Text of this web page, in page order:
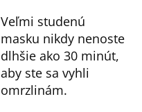
Veľmi studenú
masku nikdy nenoste
dlhšie ako 30 minút,
aby ste sa vyhli
omrzlinám.